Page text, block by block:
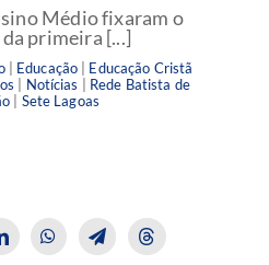
Médio fixaram o
primeira [...]
| Educação
Educação Cristã
Notícias
Rede Batista de
Sete Lagoas